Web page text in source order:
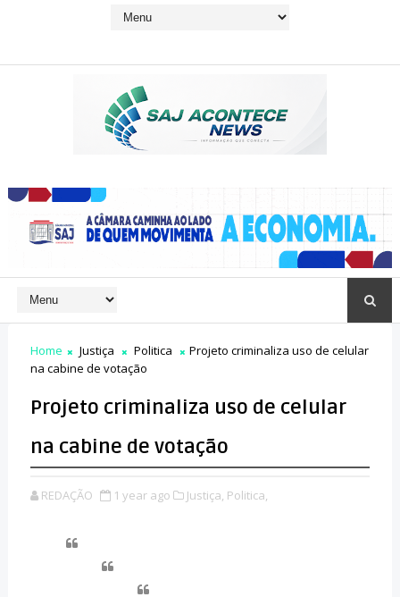
Home Justiça Politica
Projeto criminaliza uso de celular
na cabine de votação
Projeto criminaliza uso de celular
na cabine de votação
REDAÇÃO 1 year ago Justiça, Politica,